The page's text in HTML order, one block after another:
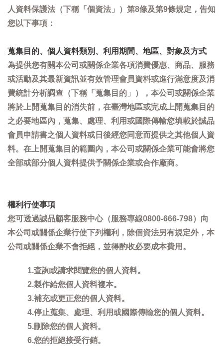
人資料保護法（下稱「個資法」）第8條及第9條規定，告知
您以下事項：
蒐集目的、個人資料類別、利用期間、地區、對象及方式
為提供您有關本公司或關係企業各項消費優惠、商品、服務
或活動及其最新資訊並有效管理會員資料或進行滿意度及消
費統計分析調查（下稱「蒐集目的」），本公司或關係企業
將於上開蒐集目的消失前，在臺灣地區或完成上開蒐集目的
之必要地區內，蒐集、處理、利用或國際傳輸您填載於誠品
會員申請書之個人資料或日後經您同意而提供之其他個人資
料。在上開蒐集目的範圍內，本公司或關係企業可能會將您
全部或部分個人資料提供予關係企業或合作廠商。
權利行使事項
您可透過誠品顧客服務中心（服務專線0800-666-798）向
本公司或關係企業行使下列權利，除個資法另有規定外，本
公司或關係企業不會拒絕，並得酌收必要成本費用。
1.查詢或請求閱覽您的個人資料。
2.製作給您個人資料複本。
3.補充或更正您的個人資料。
4.停止蒐集、處理、利用或國際傳輸您的個人資料。
5.刪除您的個人資料。
6.您的拒絕接受行銷。